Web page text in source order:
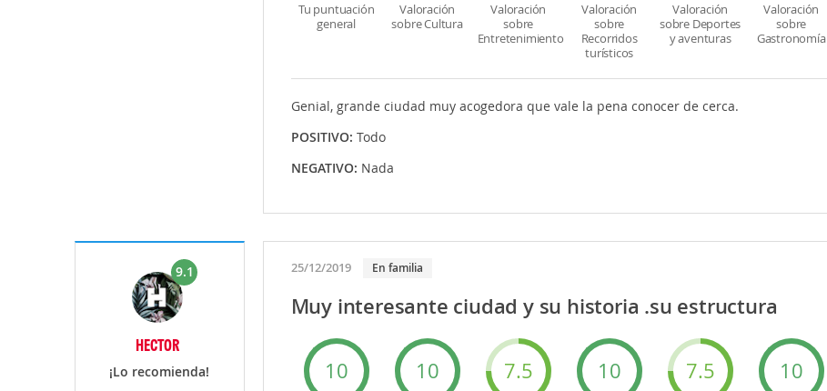
Tu puntuación
general
Valoración
sobre Cultura
Valoración
sobre
Entretenimiento
Valoración
sobre
Recorridos
turísticos
Valoración
sobre Deportes
y aventuras
Valoración
sobre
Gastronomía
Genial, grande ciudad muy acogedora que vale la pena conocer de cerca.
POSITIVO: Todo
NEGATIVO: Nada
9.1
HECTOR
¡Lo recomienda!
25/12/2019 En familia
Muy interesante ciudad y su historia .su estructura
10 10 7.5 10 7.5 10